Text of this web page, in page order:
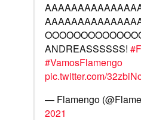
ANDREASSSSSS!
#VamosFlamengo
pic.twitter.com/
— Flamengo
2021